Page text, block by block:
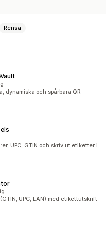
Rensa
dynamiska och spårbara QR-
UPC, GTIN och skriv ut etiketter i
UPC, EAN) med etikettutskrift